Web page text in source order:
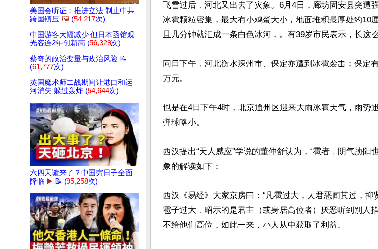
美国会听证：推进立法 制止中共
跨国镇压 🖼️ (54,217次)
中国游客大幅减少 但日本函馆观
光客连2年创新高 (56,329次)
蔡奇的政治变量与政治风险 📝
(61,777次)
英国魔术师二战期间让港口和运
河消失 躲过轰炸 (54,644次)
六四天谴来了？中国穷日子全面
降临 ▶️ 📝 (95,258次)
飞雪过后，河北又出去了灾象。6月4日，廊坊固安县突遭
冰雹颗粒密集，最大有小鸡蛋大小，地面堆积最厚处约10
且几分钟就汇成一条白色冰河，。有39岁市民表示，长这
同日下午，河北衡水深州市、保定亦遭到冰雹袭击；保定
万元。
也是在4日下午4时，北京通州区迎来大雨冰雹天气，雨势
弹球略小。
西汉提出“天人感应”学说的董仲舒认为，“雹者，阴气胁阳
象的解读如下：
西汉《易经》大家京房曰：“凡雹过大，人君恶闻其过，抑
雹子过大，昭示的是君主（或身居高位者）厌恶听到别人
不给他们高位，如此一来，小人从中获取了利益。